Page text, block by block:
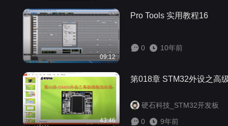
09:12
Pro Tools 实用教程16
0 10年前
43:46
第018章 STM32外设之高
硬石科技_STM32开发板
0
9年前